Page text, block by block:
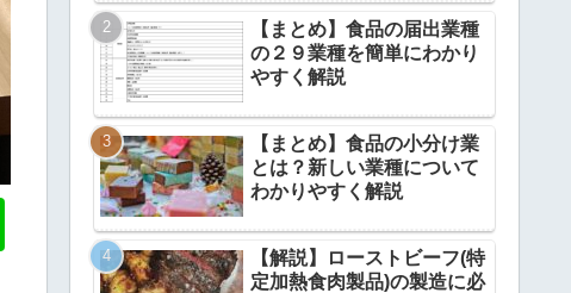
【まとめ】食品の届出業種
の２９業種を簡単にわかり
やすく解説
【まとめ】食品の小分け業
とは？新しい業種について
わかりやすく解説
【解説】ローストビーフ(特
定加熱食肉製品)の製造に必